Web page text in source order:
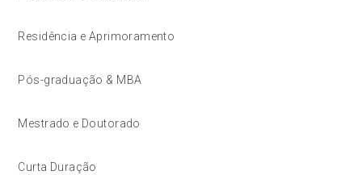
Residência e Aprimoramento
Pós-graduação & MBA
Mestrado e Doutorado
Curta Duração